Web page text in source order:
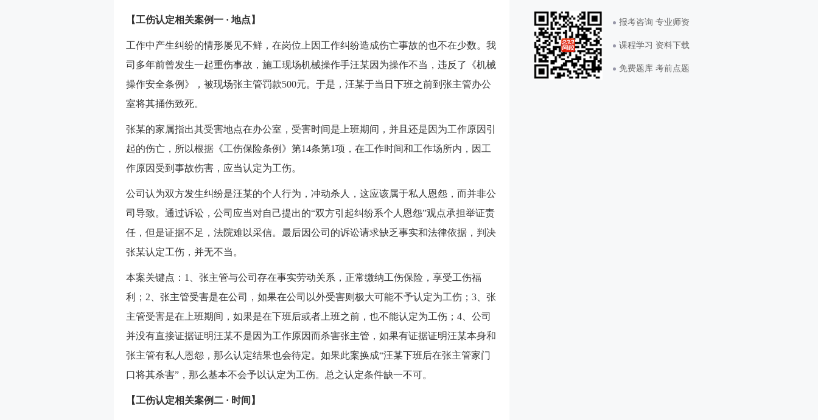
【工伤认定相关案例一 · 地点】
工作中产生纠纷的情形屡见不鲜，在岗位上因工作纠纷造成伤亡事故的也不在少数。我
司多年前曾发生一起重伤事故，施工现场机械操作手汪某因为操作不当，违反了《机械
操作安全条例》，被现场张主管罚款500元。于是，汪某于当日下班之前到张主管办公
室将其捅伤致死。
张某的家属指出其受害地点在办公室，受害时间是上班期间，并且还是因为工作原因引
起的伤亡，所以根据《工伤保险条例》第14条第1项，在工作时间和工作场所内，因工
作原因受到事故伤害，应当认定为工伤。
公司认为双方发生纠纷是汪某的个人行为，冲动杀人，这应该属于私人恩怨，而并非公
司导致。通过诉讼，公司应当对自己提出的“双方引起纠纷系个人恩怨”观点承担举证责
任，但是证据不足，法院难以采信。最后因公司的诉讼请求缺乏事实和法律依据，判决
张某认定工伤，并无不当。
本案关键点：1、张主管与公司存在事实劳动关系，正常缴纳工伤保险，享受工伤福
利；2、张主管受害是在公司，如果在公司以外受害则极大可能不予认定为工伤；3、张
主管受害是在上班期间，如果是在下班后或者上班之前，也不能认定为工伤；4、公司
并没有直接证据证明汪某不是因为工作原因而杀害张主管，如果有证据证明汪某本身和
张主管有私人恩怨，那么认定结果也会待定。如果此案换成“汪某下班后在张主管家门
口将其杀害”，那么基本不会予以认定为工伤。总之认定条件缺一不可。
【工伤认定相关案例二 · 时间】
报考咨询 专业师资
课程学习 资料下载
免费题库 考前点题